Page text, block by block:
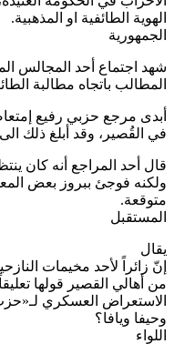
الهوية الطائفية او المذهبية.
الجمهورية
شهد اجتماع أحد المجالس
المطالب باتجاه مطالبة
أبدى مرجع حزبي رفيع
في القُصير، وقد أبلغ ذلك
قال أحد المراجع أنه كان
ولكنه فوجئ ببروز بعض
متوقعة.
المستقبل
يقال
إنّ زائراً لأحد مخيمات
من أهالي القصير قولها
الاستعراض العسكري
وحيفا ويافا؟
اللواء